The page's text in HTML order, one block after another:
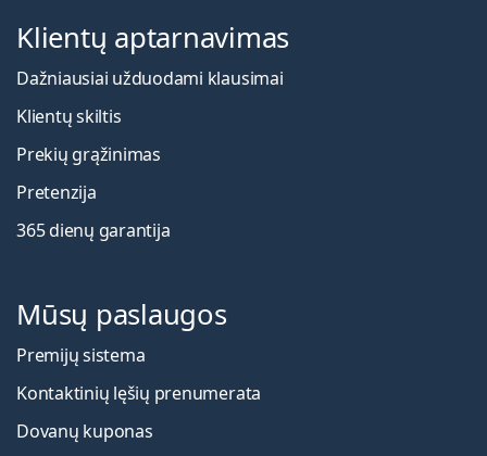
Klientų aptarnavimas
Dažniausiai užduodami klausimai
Klientų skiltis
Prekių grąžinimas
Pretenzija
365 dienų garantija
Mūsų paslaugos
Premijų sistema
Kontaktinių lęšių prenumerata
Dovanų kuponas